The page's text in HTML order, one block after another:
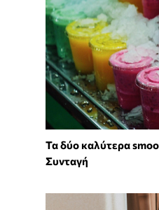
Τα δύο καλύτερα
Συνταγή